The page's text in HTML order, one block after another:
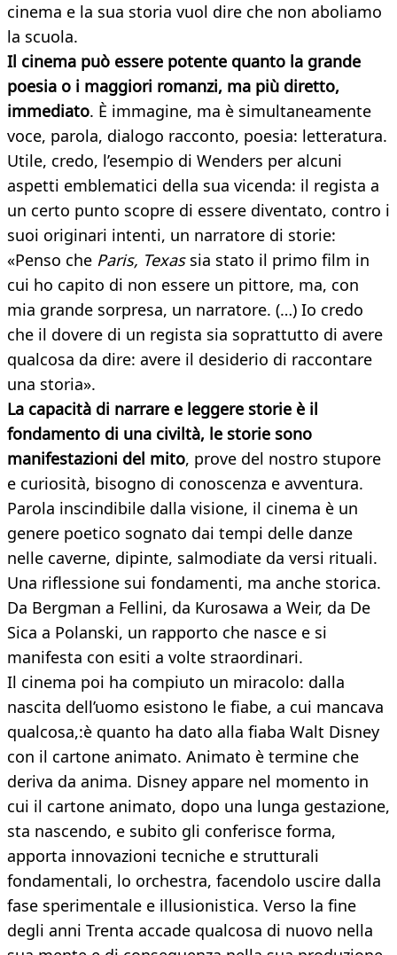
cinema e la sua storia vuol dire che non aboliamo
la scuola.
Il cinema può essere potente quanto la grande
poesia o i maggiori romanzi, ma più diretto,
immediato. È immagine, ma è simultaneamente
voce, parola, dialogo racconto, poesia: letteratura.
Utile, credo, l’esempio di Wenders per alcuni
aspetti emblematici della sua vicenda: il regista a
un certo punto scopre di essere diventato, contro i
suoi originari intenti, un narratore di storie:
«Penso che Paris, Texas sia stato il primo film in
cui ho capito di non essere un pittore, ma, con
mia grande sorpresa, un narratore. (…) Io credo
che il dovere di un regista sia soprattutto di avere
qualcosa da dire: avere il desiderio di raccontare
una storia».
La capacità di narrare e leggere storie è il
fondamento di una civiltà, le storie sono
manifestazioni del mito, prove del nostro stupore
e curiosità, bisogno di conoscenza e avventura.
Parola inscindibile dalla visione, il cinema è un
genere poetico sognato dai tempi delle danze
nelle caverne, dipinte, salmodiate da versi rituali.
Una riflessione sui fondamenti, ma anche storica.
Da Bergman a Fellini, da Kurosawa a Weir, da De
Sica a Polanski, un rapporto che nasce e si
manifesta con esiti a volte straordinari.
Il cinema poi ha compiuto un miracolo: dalla
nascita dell’uomo esistono le fiabe, a cui mancava
qualcosa,:è quanto ha dato alla fiaba Walt Disney
con il cartone animato. Animato è termine che
deriva da anima. Disney appare nel momento in
cui il cartone animato, dopo una lunga gestazione,
sta nascendo, e subito gli conferisce forma,
apporta innovazioni tecniche e strutturali
fondamentali, lo orchestra, facendolo uscire dalla
fase sperimentale e illusionistica. Verso la fine
degli anni Trenta accade qualcosa di nuovo nella